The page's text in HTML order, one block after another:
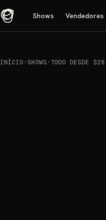
Shows Vendedores
INÍCIO · SHOWS · TODO DESDE $20